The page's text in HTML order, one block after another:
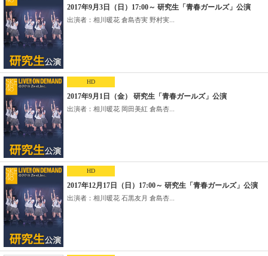
2017年9月3日（日）17:00～ 研究生「青春ガールズ」公演
出演者：相川暖花 倉島杏実 野村実...
HD
2017年9月1日（金） 研究生「青春ガールズ」公演
出演者：相川暖花 岡田美紅 倉島杏...
HD
2017年12月17日（日）17:00～ 研究生「青春ガールズ」公演
出演者：相川暖花 石黒友月 倉島杏...